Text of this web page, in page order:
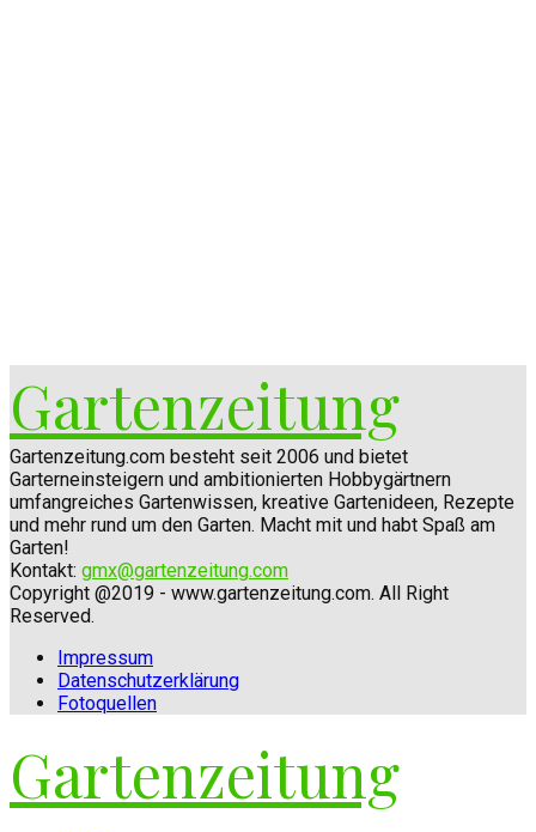
Gartenzeitung
Gartenzeitung.com besteht seit 2006 und bietet
Garterneinsteigern und ambitionierten Hobbygärtnern
umfangreiches Gartenwissen, kreative Gartenideen, Rezepte
und mehr rund um den Garten. Macht mit und habt Spaß am
Garten!
Kontakt: gmx@gartenzeitung.com
Copyright @2019 - www.gartenzeitung.com. All Right
Reserved.
Impressum
Datenschutzerklärung
Fotoquellen
Gartenzeitung